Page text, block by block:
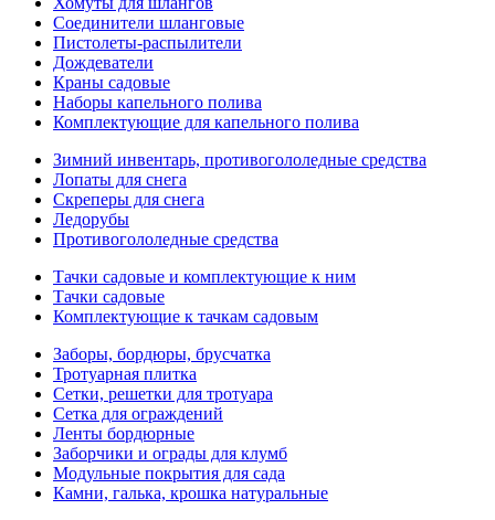
Соединители шланговые
Пистолеты-распылители
Дождеватели
Краны садовые
Наборы капельного полива
Комплектующие для капельного полива
Зимний инвентарь, противогололедные средства
Лопаты для снега
Скреперы для снега
Ледорубы
Противогололедные средства
Тачки садовые и комплектующие к ним
Тачки садовые
Комплектующие к тачкам садовым
Заборы, бордюры, брусчатка
Тротуарная плитка
Сетки, решетки для тротуара
Сетка для ограждений
Ленты бордюрные
Заборчики и ограды для клумб
Модульные покрытия для сада
Камни, галька, крошка натуральные